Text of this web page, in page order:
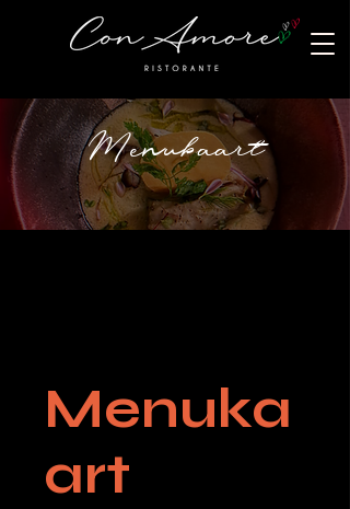
Menukaart
Menuka
art